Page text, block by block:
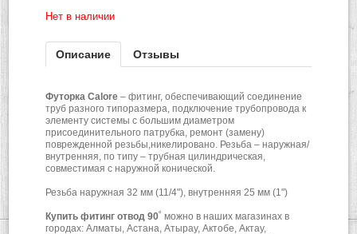
Нет в наличии
Описание Отзывы
Футорка Calore– фитинг, обеспечивающий соединение
труб разного типоразмера, подключение трубопровода к
элементу системы с большим диаметром
присоединительного патрубка, ремонт (замену)
поврежденной резьбы,никелировано. Резьба – наружная/
внутренняя, по типу – трубная цилиндрическая,
совместимая с наружной конической.
Резьба наружная 32 мм (11/4"), внутренняя 25 мм (1")
Купить фитинг отвод 90˚ можно в наших магазинах в
городах: Алматы, Астана, Атырау, Актобе, Актау,